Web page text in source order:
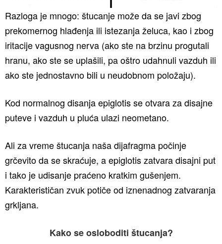
Razloga je mnogo: štucanje može da se javi zbog
prekomernog hlađenja ili istezanja želuca, kao i zbog
iritacije vagusnog nerva (ako ste na brzinu progutali
hranu, ako ste se uplašili, pa oštro udahnuli vazduh ili
ako ste jednostavno bili u neudobnom položaju).
Kod normalnog disanja epiglotis se otvara za disajne
puteve i vazduh u pluća ulazi neometano.
Ali za vreme štucanja naša dijafragma počinje
grčevito da se skraćuje, a epiglotis zatvara disajni put
i tako je udisanje praćeno kratkim gušenjem.
Karakterističan zvuk potiče od iznenadnog zatvaranja
grkljana.
Kako se osloboditi štucanja?